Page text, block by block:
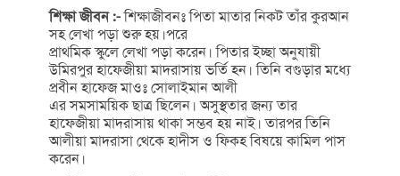
শিক্ষা জীবন :-শিক্ষাজীবনঃ পিতা মাতার নিকট তাঁর কুরআন
সহ লেখা পড়া শুরু হয়।পরে
প্রাথমিক স্কুলে লেখা পড়া করেন। পিতার ইচ্ছা অনুযায়ী
উমিরপুর হাফেজীয়া মাদরাসায় ভর্তি হন। তিনি বগুড়ার মধ্যে
প্রবীন হাফেজ মাওঃ সোলাইমান আলী
এর সমসাময়িক ছাত্র ছিলেন। অসুস্থতার জন্য তার
হাফেজীয়া মাদরাসায় থাকা সম্ভব হয় নাই। তারপর তিনি
আলীয়া মাদরাসা থেকে হাদীস ও ফিকহ বিষয়ে কামিল পাস
করেন।